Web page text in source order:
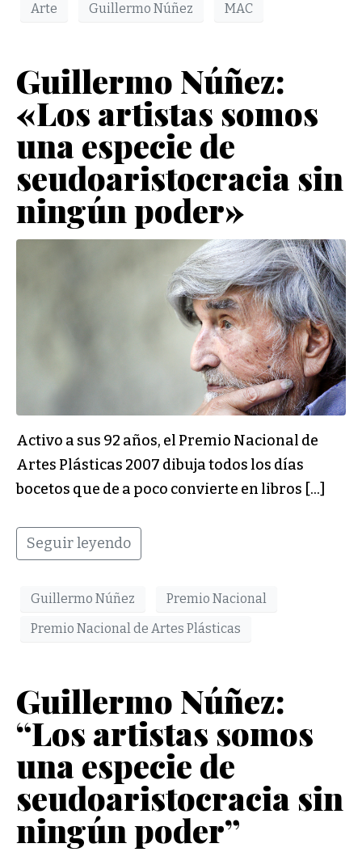
Arte Guillermo Núñez MAC
Guillermo Núñez:
«Los artistas somos
una especie de
seudoaristocracia sin
ningún poder»
Activo a sus 92 años, el Premio Nacional de
Artes Plásticas 2007 dibuja todos los días
bocetos que de a poco convierte en libros […]
Seguir leyendo
Guillermo Núñez
Premio Nacional
Premio Nacional de Artes Plásticas
Guillermo Núñez:
“Los artistas somos
una especie de
seudoaristocracia sin
ningún poder”